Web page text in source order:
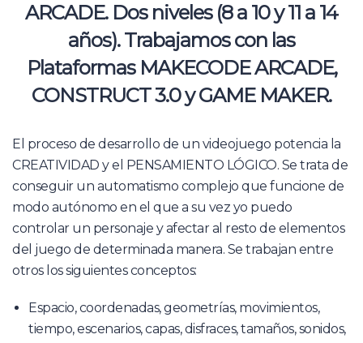
ARCADE. Dos niveles (8 a 10 y 11 a 14
años). Trabajamos con las
Plataformas MAKECODE ARCADE,
CONSTRUCT 3.0 y GAME MAKER.
El proceso de desarrollo de un videojuego potencia la
CREATIVIDAD y el PENSAMIENTO LÓGICO. Se trata de
conseguir un automatismo complejo que funcione de
modo autónomo en el que a su vez yo puedo
controlar un personaje y afectar al resto de elementos
del juego de determinada manera. Se trabajan entre
otros los siguientes conceptos:
Espacio, coordenadas, geometrías, movimientos,
tiempo, escenarios, capas, disfraces, tamaños, sonidos,